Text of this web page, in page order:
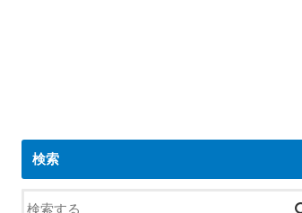
検索